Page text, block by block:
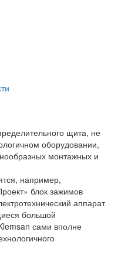
щита, не
оборудовании,
монтажных и
например,
блок зажимов
аппарат
большой
сами вполне